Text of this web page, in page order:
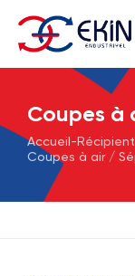
Coupes à
Accueil -
Coupes à air /